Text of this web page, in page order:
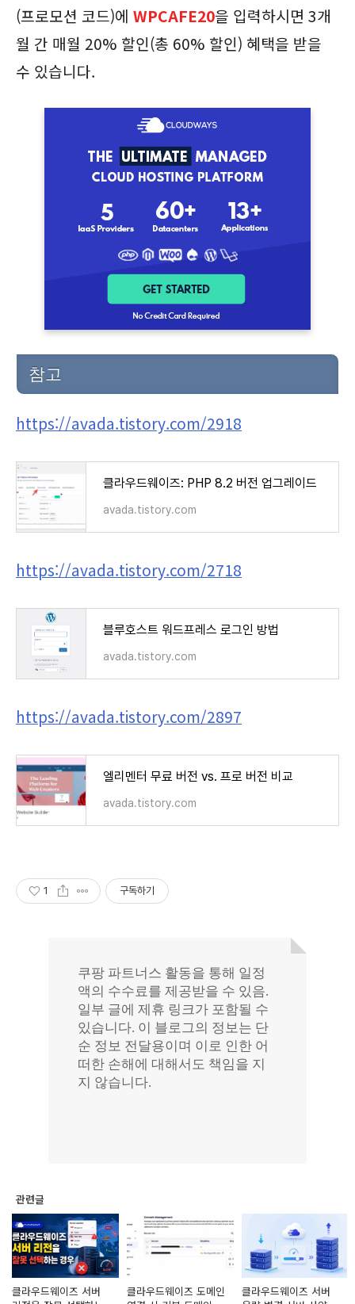
(프로모션 코드)에 WPCAFE20을 입력하시면 3개
월 간 매월 20% 할인(총 60% 할인) 혜택을 받을
수 있습니다.
참고
https://avada.tistory.com/2918
클라우드웨이즈: PHP 8.2 버전 업그레이드
avada.tistory.com
https://avada.tistory.com/2718
블루호스트 워드프레스 로그인 방법
avada.tistory.com
https://avada.tistory.com/2897
엘리멘터 무료 버전 vs. 프로 버전 비교
avada.tistory.com
1 구독하기
관련글
클라우드웨이즈 서버
클라우드웨이즈 도메인
클라우드웨이즈 서버